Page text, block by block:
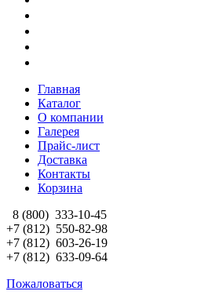
Главная
Каталог
О компании
Галерея
Прайс-лист
Доставка
Контакты
Корзина
8 (800) 333-10-45
+7 (812) 550-82-98
+7 (812) 603-26-19
+7 (812) 633-09-64
Пожаловаться